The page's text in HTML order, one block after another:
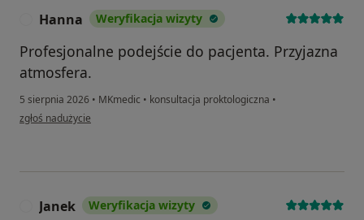
Hanna Weryfikacja wizyty
Profesjonalne podejście do pacjenta. Przyjazna
atmosfera.
5 sierpnia 2026 • MKmedic • konsultacja proktologiczna •
w opinii użytkownika Hanna
zgłoś nadużycie
Janek Weryfikacja wizyty